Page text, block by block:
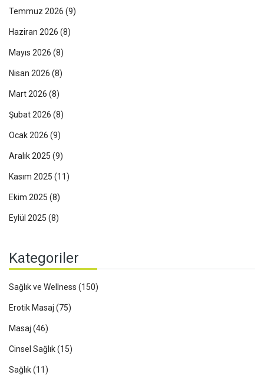
Temmuz 2026 (9)
Haziran 2026 (8)
Mayıs 2026 (8)
Nisan 2026 (8)
Mart 2026 (8)
Şubat 2026 (8)
Ocak 2026 (9)
Aralık 2025 (9)
Kasım 2025 (11)
Ekim 2025 (8)
Eylül 2025 (8)
Kategoriler
Sağlık ve Wellness (150)
Erotik Masaj (75)
Masaj (46)
Cinsel Sağlık(15)
Sağlık(11)